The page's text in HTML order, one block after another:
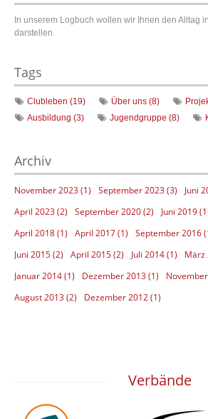
In unserem Logbuch wollen wir Ihnen den Alltag
darstellen.
Tags
Clubleben (19) Über uns (8)
Ausbildung (3)
Jugendgruppe (8)
Archiv
November 2023 (1) September 2023 (3) Juni
April 2023 (2)
September 2020 (2) Juni 2019
April 2018 (1)
April 2017 (1) September 2016
Juni 2015 (2)
April 2015 (2) Juli 2014 (1)
März
Januar 2014 (1)
Dezember 2013 (1)
August 2013 (2)
Dezember 2012 (1)
Verbände